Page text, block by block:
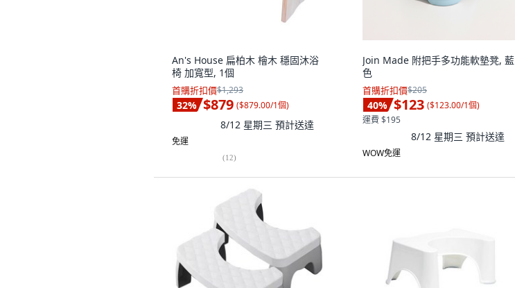
An's House 扁柏木 檜木 穩固沐浴
椅 加寬型, 1個
首購折扣價$1,293
32% $879 ($879.00/1個)
8/12 星期三 預計送達
免運
(12)
Join Made 附把手多功能軟墊凳, 藍
色
首購折扣價$205
40% $123 ($123.00/1個)
運費 $195
8/12 星期三 預計送達
WOW免運